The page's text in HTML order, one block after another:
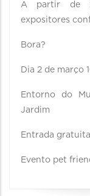
A partir de
expositores
Bora?
Dia 2 de março
Entorno do
Jardim
Entrada gratuita
Evento pet